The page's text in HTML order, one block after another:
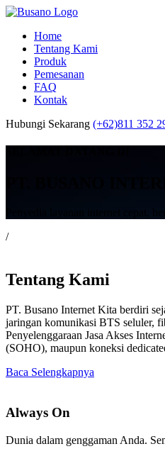
Home
Tentang Kami
Produk
Pemesanan
FAQ
Kontak
Hubungi Sekarang (+62)811 352
Penyedia layanan internet cepat,
/
Tentang Kami
PT. Busano Internet Kita berdiri
jaringan komunikasi BTS seluler,
Penyelenggaraan Jasa Akses
(SOHO), maupun koneksi
Baca Selengkapnya
Always On
Dunia dalam genggaman Anda.